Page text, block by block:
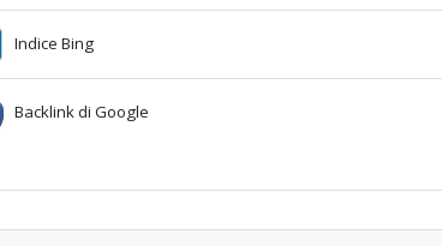
Indice Bing
Backlink di Google